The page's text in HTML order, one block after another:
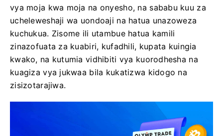
vya moja kwa moja na onyesho, na sababu kuu za
ucheleweshaji wa uondoaji na hatua unazoweza
kuchukua. Zisome ili utambue hatua kamili
zinazofuata za kuabiri, kufadhili, kupata kuingia
kwako, na kutumia vidhibiti vya kuorodhesha na
kuagiza vya jukwaa bila kukatizwa kidogo na
zisizotarajiwa.